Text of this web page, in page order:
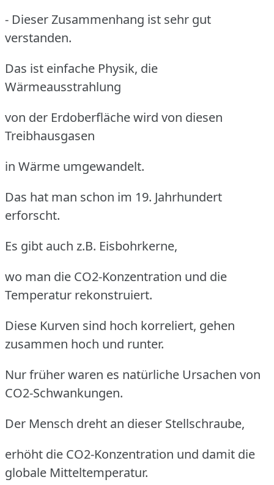
- Dieser Zusammenhang ist sehr gut
verstanden.
Das ist einfache Physik, die
Wärmeausstrahlung
von der Erdoberfläche wird von diesen
Treibhausgasen
in Wärme umgewandelt.
Das hat man schon im 19. Jahrhundert
erforscht.
Es gibt auch z.B. Eisbohrkerne,
wo man die CO2-Konzentration und die
Temperatur rekonstruiert.
Diese Kurven sind hoch korreliert, gehen
zusammen hoch und runter.
Nur früher waren es natürliche Ursachen von
CO2-Schwankungen.
Der Mensch dreht an dieser Stellschraube,
erhöht die CO2-Konzentration und damit die
globale Mitteltemperatur.